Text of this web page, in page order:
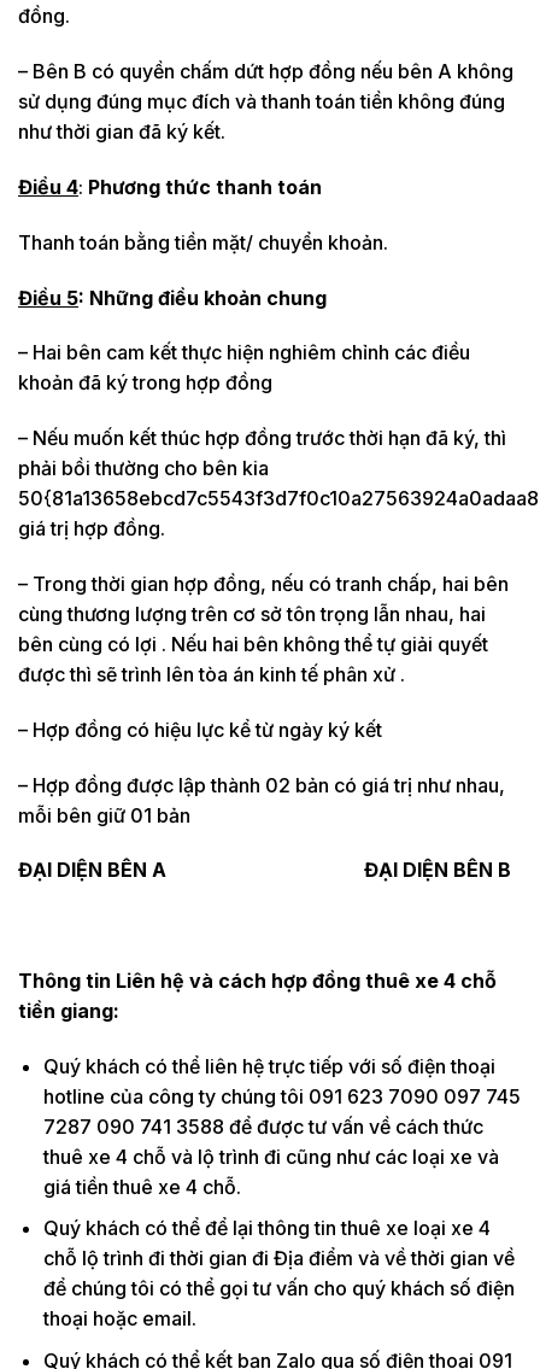
đồng.
– Bên B có quyền chấm dứt hợp đồng nếu bên A không
sử dụng đúng mục đích và thanh toán tiền không đúng
như thời gian đã ký kết.
Điều 4: Phương thức thanh toán
Thanh toán bằng tiền mặt/ chuyển khoản.
Điều 5: Những điều khoản chung
– Hai bên cam kết thực hiện nghiêm chỉnh các điều
khoản đã ký trong hợp đồng
– Nếu muốn kết thúc hợp đồng trước thời hạn đã ký, thì
phải bồi thường cho bên kia
giá trị hợp đồng.
– Trong thời gian hợp đồng, nếu có tranh chấp, hai bên
cùng thương lượng trên cơ sở tôn trọng lẫn nhau, hai
bên cùng có lợi . Nếu hai bên không thể tự giải quyết
được thì sẽ trình lên tòa án kinh tế phân xử .
– Hợp đồng có hiệu lực kể từ ngày ký kết
– Hợp đồng được lập thành 02 bản có giá trị như nhau,
mỗi bên giữ 01 bản
ĐẠI DIỆN BÊN A ĐẠI DIỆN BÊN B
Thông tin Liên hệ và cách hợp đồng thuê xe 4 chỗ
tiền giang:
Quý khách có thể liên hệ trực tiếp với số điện thoại
hotline của công ty chúng tôi 091 623 7090 097 745
7287 090 741 3588 để được tư vấn về cách thức
thuê xe 4 chỗ và lộ trình đi cũng như các loại xe và
giá tiền thuê xe 4 chỗ.
Quý khách có thể để lại thông tin thuê xe loại xe 4
chỗ lộ trình đi thời gian đi Địa điểm và về thời gian về
để chúng tôi có thể gọi tư vấn cho quý khách số điện
thoại hoặc email.
Quý khách có thể kết bạn Zalo qua số điện thoại 091